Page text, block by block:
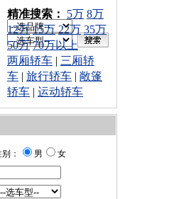
车型搜索：
精准搜索： 5万 8万
12万 15万 22万 35万
50万 70万以上
两厢轿车 | 三厢轿
车 | 旅行轿车 | 敞篷
轿车 | 运动轿车
： 男
女